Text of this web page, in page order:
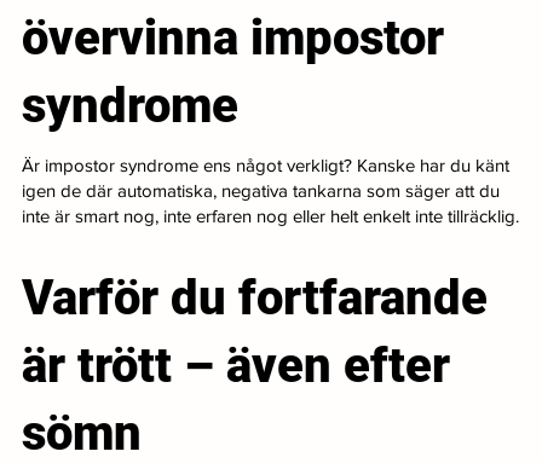
övervinna impostor
syndrome
Är impostor syndrome ens något verkligt? Kanske har du känt
igen de där automatiska, negativa tankarna som säger att du
inte är smart nog, inte erfaren nog eller helt enkelt inte tillräcklig.
Varför du fortfarande
är trött – även efter
sömn